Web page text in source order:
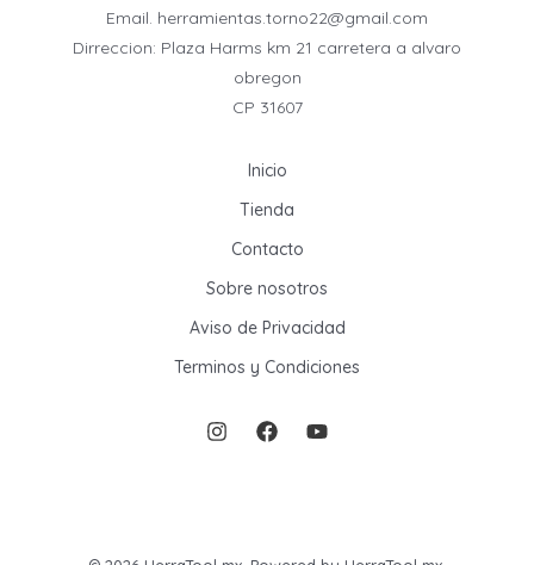
Email. herramientas.torno22@gmail.com
Dirreccion: Plaza Harms km 21 carretera a alvaro
obregon
CP 31607
Inicio
Tienda
Contacto
Sobre nosotros
Aviso de Privacidad
Terminos y Condiciones